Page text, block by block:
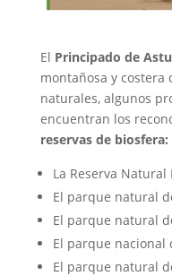
El Principado de
montañosa y costera
naturales, algunos
encuentran los
reservas de biosfera:
La Reserva
El parque natural
El parque natural
El parque nacional
El parque natural